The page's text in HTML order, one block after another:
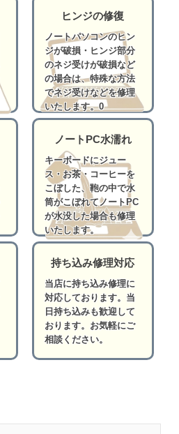
ヒンジの修復
ノートパソコンのヒン
ジが破損・ヒンジ部分
のネジ受けが破損など
の場合は、特殊な方法
でネジ受けなどを修理
いたします。0
ノートPC水濡れ
キーボードにジュー
ス・お茶・コーヒーを
こぼした、鞄の中で水
筒がこぼれてノートPC
が水没した場合も修理
いたします。
持ち込み修理対応
当店に持ち込み修理に
対応しております。当
日持ち込みも歓迎して
おります。お気軽にご
相談ください。